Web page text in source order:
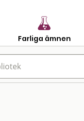
Farliga ämnen